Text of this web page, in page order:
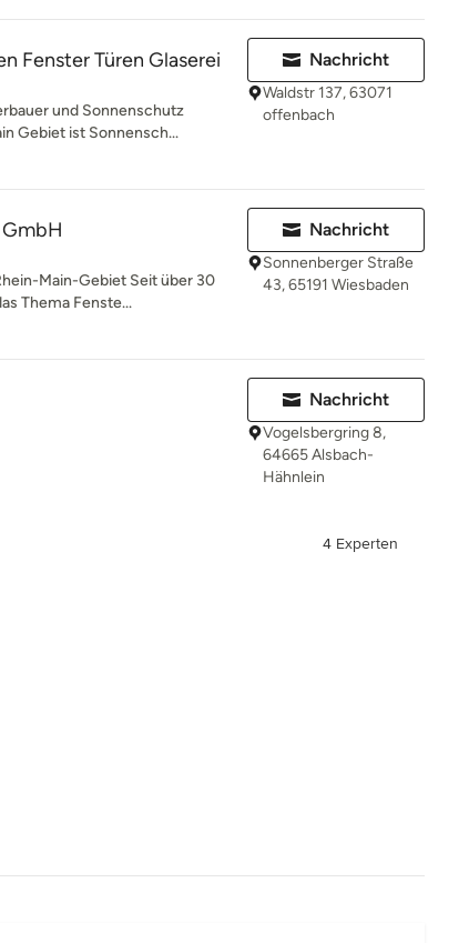
Fenster Türen Glaserei
und Sonnenschutz
Gebiet ist Sonnensch...
Nachricht
Waldstr 137, 63071
offenbach
Main-Gebiet Seit über 30
Thema Fenste...
Nachricht
Sonnenberger Straße
43, 65191 Wiesbaden
Nachricht
Vogelsbergring 8,
64665 Alsbach-
Hähnlein
4 Experten